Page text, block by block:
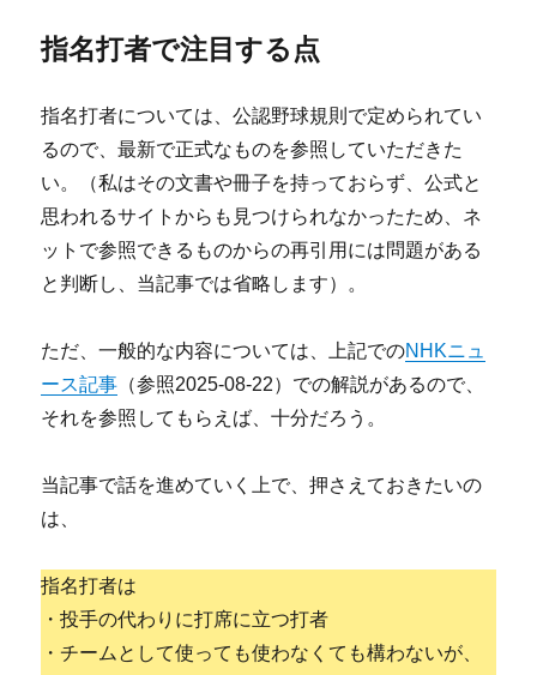
指名打者で注目する点
指名打者については、公認野球規則で定められてい
るので、最新で正式なものを参照していただきた
い。（私はその文書や冊子を持っておらず、公式と
思われるサイトからも見つけられなかったため、ネ
ットで参照できるものからの再引用には問題がある
と判断し、当記事では省略します）。
ただ、一般的な内容については、上記でのNHKニュ
ース記事 （参照2025-08-22）での解説があるので、
それを参照してもらえば、十分だろう。
当記事で話を進めていく上で、押さえておきたいの
は、
指名打者は
・投手の代わりに打席に立つ打者
・チームとして使っても使わなくても構わないが、